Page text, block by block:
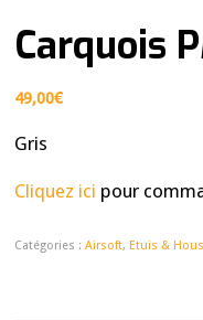
Carquois
49,00€
Gris
Cliquez ici pour
Catégories :Airsoft, Etuis &